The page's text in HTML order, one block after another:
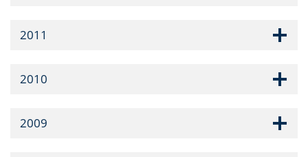
2011
2010
2009